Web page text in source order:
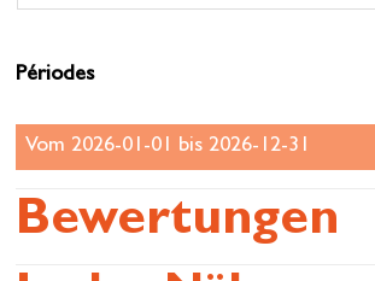
Périodes
Bewertungen